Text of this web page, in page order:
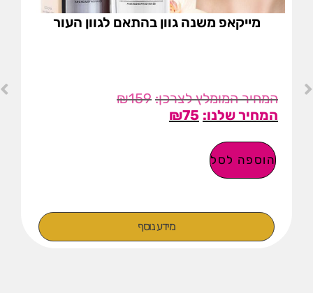
מייקאפ משנה גוון בהתאם לגוון העור
₪159
₪75
הוספה לסל
מידע נוסף